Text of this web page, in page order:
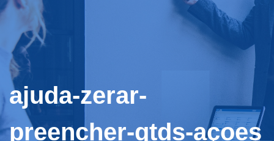
content
ajuda-zerar-
preencher-qtds-açoes